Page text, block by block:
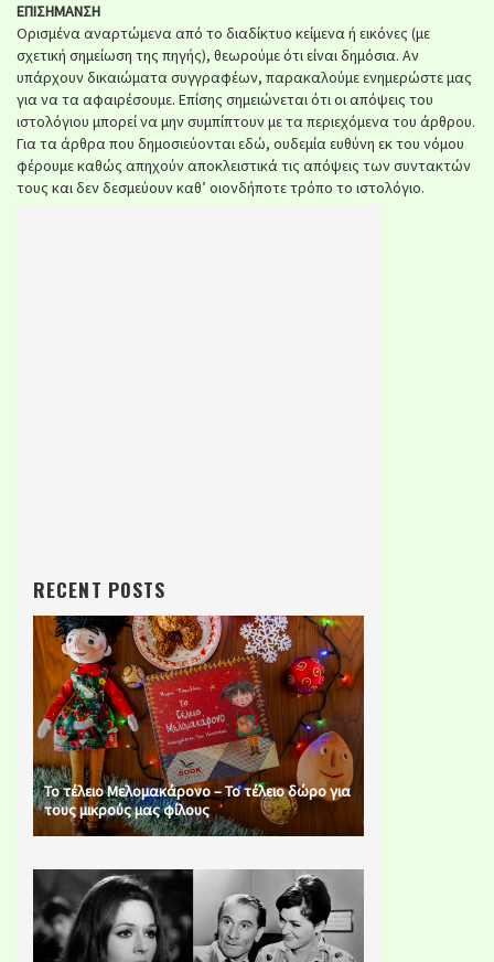
ΕΠΙΣΗΜΑΝΣΗ
Ορισμένα αναρτώμενα από το διαδίκτυο κείμενα ή εικόνες (με
σχετική σημείωση της πηγής), θεωρούμε ότι είναι δημόσια. Αν
υπάρχουν δικαιώματα συγγραφέων, παρακαλούμε ενημερώστε μας
για να τα αφαιρέσουμε. Επίσης σημειώνεται ότι οι απόψεις του
ιστολόγιου μπορεί να μην συμπίπτουν με τα περιεχόμενα του άρθρου.
Για τα άρθρα που δημοσιεύονται εδώ, ουδεμία ευθύνη εκ του νόμου
φέρουμε καθώς απηχούν αποκλειστικά τις απόψεις των συντακτών
τους και δεν δεσμεύουν καθ’ οιονδήποτε τρόπο το ιστολόγιο.
RECENT POSTS
Το τέλειο Μελομακάρονο – Το τέλειο δώρο για
τους μικρούς μας φίλους